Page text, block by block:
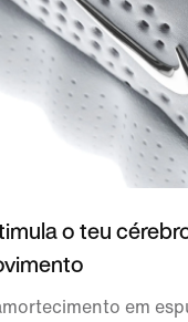
o teu
em